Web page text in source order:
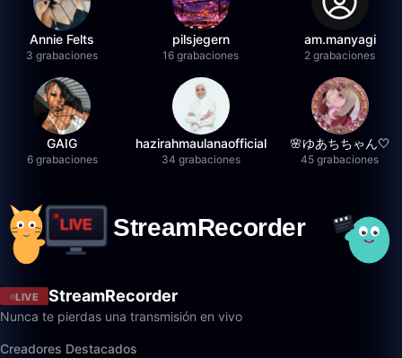
Annie Felts
3 grabaciones
pilsjegern
16 grabaciones
am.manyagi
2 grabaciones
GAIG
6 grabaciones
hazirahmaulanaofficial
34 grabaciones
🌸ゆあちちゃん🤍
45 grabaciones
LIVE StreamRecorder
Nunca te pierdas una transmisión en vivo
Creadores Destacados